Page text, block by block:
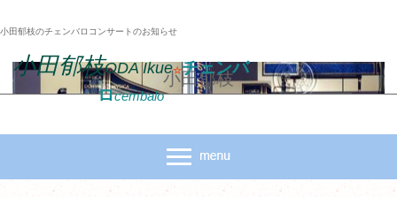
小田郁枝
小田郁枝のチェンバロコンサートのお知らせ
小田郁枝ODA Ikue☆チェンバ
ロcembalo